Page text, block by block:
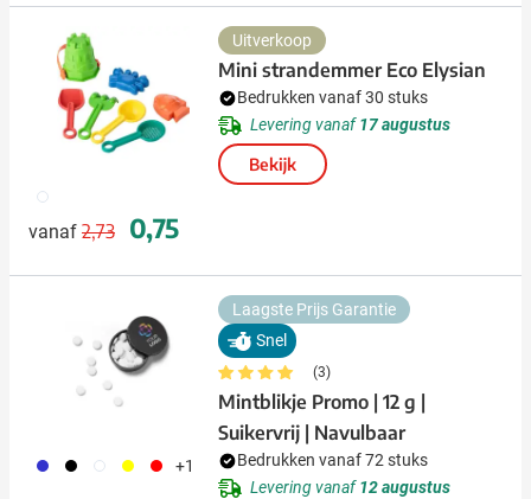
009
vanaf
Normale prijs
2,73
Speciale prijs
0,75
Uitverkoop
Mini strandemmer Eco Elysian
Bedrukken vanaf 30 stuks
Levering vanaf17 augustus
Bekijk
023 001 002 006 008 +1
Laagste Prijs Garantie
Snel
(3)
Mintblikje Promo | 12 g |
Suikervrij | Navulbaar
Bedrukken vanaf 72 stuks
Levering vanaf12 augustus